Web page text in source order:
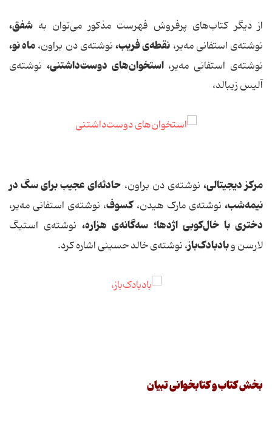
از دیگر کتاب‌های پرفروش فهرست مذکور می‌توان به ‌شفق،‌
نوشته‌ی استفانی مه‌یر، ‌نقطه‌ی فریب،‌نوشته‌ی دن براون،‌ماه نو‌،
نوشته‌ی استفانی مه‌یر،‌استخوان‌های دوست‌داشتنی،‌ نوشته‌ی
آلیس زیبالد،
‌مرکز دیجیتالی،‌ نوشته‌ی دن براون، حادثه‌ای عجیب برای سگ در
نیمه‌شب،نوشته‌ی مارک هیدن، ‌کسوف،‌ نوشته‌ی استفانی مه‌یر،
‌دختری با خال‌کوبی اژدها؛ سه‌گانه‌ی هزاره، نوشته‌ی استیگ
لارسن و ‌بادبادک‌باز،‌ نوشته‌ی خالد حسینی اشاره کرد.
بخش کتاب و کتابخوانی تبیان